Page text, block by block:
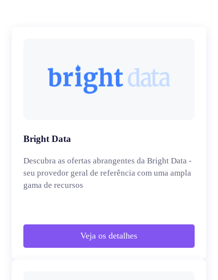
Bright Data
Descubra as ofertas abrangentes da Bright Data -
seu provedor geral de referência com uma ampla
gama de recursos
Veja os detalhes